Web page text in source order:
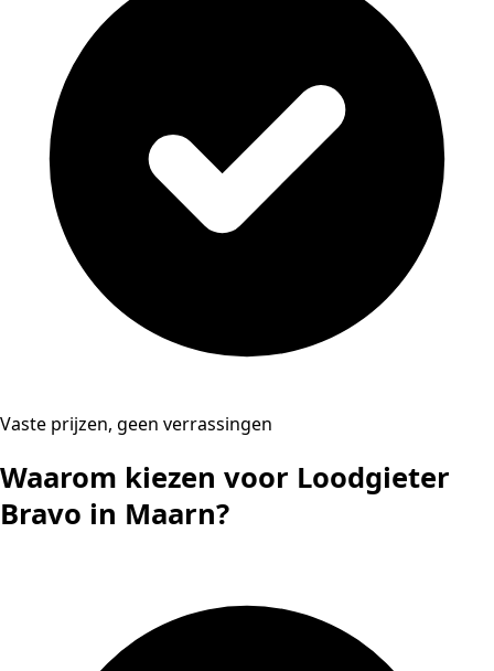
Vaste prijzen, geen verrassingen
Waarom kiezen voor Loodgieter
Bravo in Maarn?